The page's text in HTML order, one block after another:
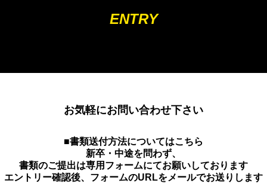
ENTRY
お気軽にお問い合わせ下さい
■書類送付方法についてはこちら
新卒・中途を問わず、
書類のご提出は専用フォームにてお願いしております
エントリー確認後、フォームのURLをメールでお送りします